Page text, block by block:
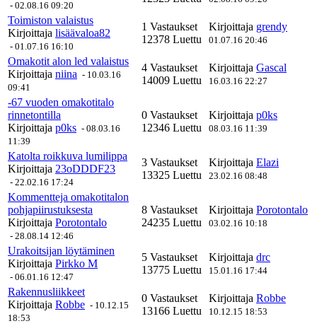
- 02.08.16 09:20
Toimiston valaistus
Kirjoittaja lisäävaloa82
- 01.07.16 16:10
1 Vastaukset
12378 Luettu
Kirjoittaja grendy
01.07.16 20:46
Omakotit alon led valaistus
Kirjoittaja niina - 10.03.16
09:41
4 Vastaukset
14009 Luettu
Kirjoittaja Gascal
16.03.16 22:27
-67 vuoden omakotitalo
rinnetontilla
Kirjoittaja p0ks - 08.03.16
11:39
0 Vastaukset
12346 Luettu
Kirjoittaja p0ks
08.03.16 11:39
Katolta roikkuva lumilippa
Kirjoittaja 23oDDDF23
- 22.02.16 17:24
3 Vastaukset
13325 Luettu
Kirjoittaja Elazi
23.02.16 08:48
Kommentteja omakotitalon
pohjapiirustuksesta
Kirjoittaja Porotontalo
- 28.08.14 12:46
8 Vastaukset
24235 Luettu
Kirjoittaja Porotontalo
03.02.16 10:18
Urakoitsijan löytäminen
Kirjoittaja Pirkko M
- 06.01.16 12:47
5 Vastaukset
13775 Luettu
Kirjoittaja drc
15.01.16 17:44
Rakennusliikkeet
Kirjoittaja Robbe - 10.12.15
18:53
0 Vastaukset
13166 Luettu
Kirjoittaja Robbe
10.12.15 18:53